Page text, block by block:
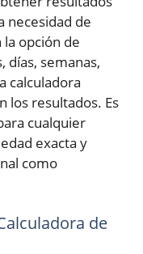
necesidad de
la opción de
días, semanas,
calculadora
los resultados. Es
cualquier
exacta y
como
de